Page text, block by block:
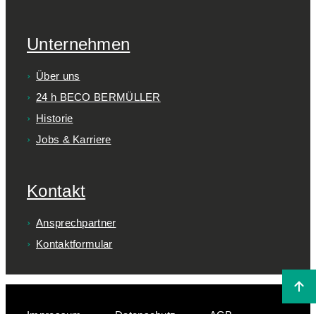
Unternehmen
Über uns
24 h BECO BERMÜLLER
Historie
Jobs & Karriere
Kontakt
Ansprechpartner
Kontaktformular